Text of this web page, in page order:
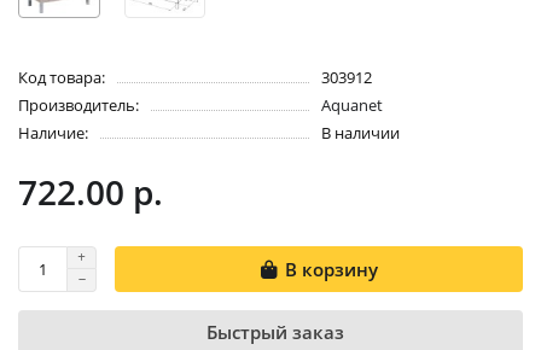
Код товара:
303912
Производитель:
Aquanet
Наличие:
В наличии
722.00 р.
В корзину
Быстрый заказ